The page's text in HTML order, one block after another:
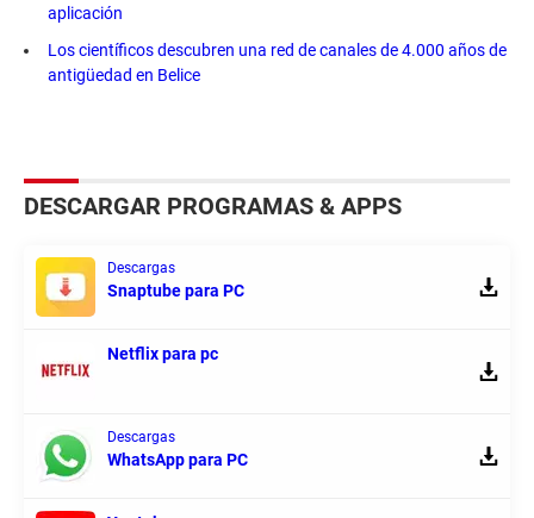
aplicación
Los científicos descubren una red de canales de 4.000 años de
antigüedad en Belice
DESCARGAR PROGRAMAS & APPS
Descargas
Snaptube para PC
Netflix para pc
Descargas
WhatsApp para PC